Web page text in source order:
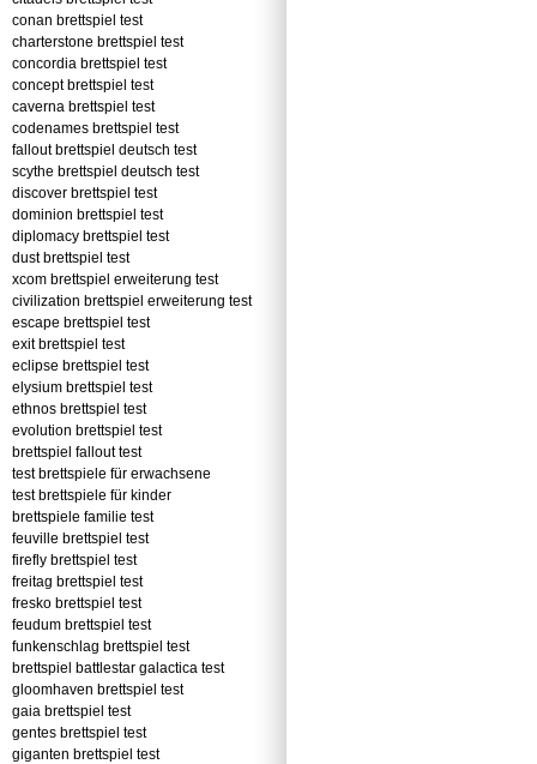
conan brettspiel test
charterstone brettspiel test
concordia brettspiel test
concept brettspiel test
caverna brettspiel test
codenames brettspiel test
fallout brettspiel deutsch test
scythe brettspiel deutsch test
discover brettspiel test
dominion brettspiel test
diplomacy brettspiel test
dust brettspiel test
xcom brettspiel erweiterung test
civilization brettspiel erweiterung test
escape brettspiel test
exit brettspiel test
eclipse brettspiel test
elysium brettspiel test
ethnos brettspiel test
evolution brettspiel test
brettspiel fallout test
test brettspiele für erwachsene
test brettspiele für kinder
brettspiele familie test
feuville brettspiel test
firefly brettspiel test
freitag brettspiel test
fresko brettspiel test
feudum brettspiel test
funkenschlag brettspiel test
brettspiel battlestar galactica test
gloomhaven brettspiel test
gaia brettspiel test
gentes brettspiel test
giganten brettspiel test